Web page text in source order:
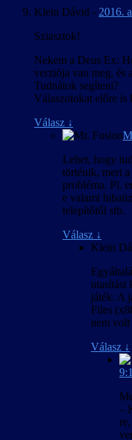
Klein Dávid - 2016.
Sziasztok!
Nekem a Deus Ex:
verziója van meg, és
Tudnátok segíteni?
Válaszotokat előre is
Válasz ↓
Lehet, hogy
történik, mert
probléma. Pl.
e valami
telepítőtől stb.
Válasz ↓
Klein
utasítást
játék. A
Files
nem volt
Válasz ↓
–